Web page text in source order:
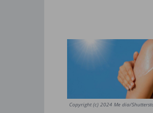
Copyright (c) 2024 Me dia/